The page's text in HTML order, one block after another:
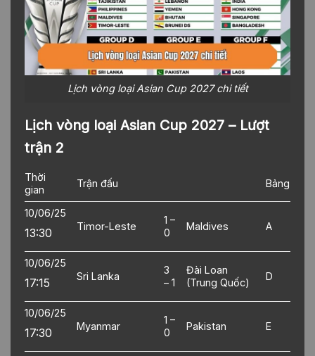
Lịch vòng loại Asian Cup 2027 chi tiết
Lịch vòng loại Asian Cup 2027 – Lượt
trận 2
Thời
gian
Trận đấu Bảng
10/06/25
13:30 Timor-Leste
1 –
0
Maldives A
10/06/25
17:15 Sri Lanka
3
– 1
Đài Loan
(Trung Quốc)
D
10/06/25
17:30 Myanmar
1 –
0
Pakistan E